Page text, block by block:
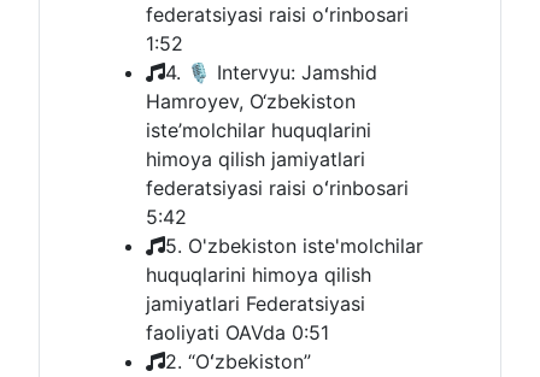
federatsiyasi raisi oʻrinbosari
1:52
4. 🎙 Intervyu: Jamshid
Hamroyev, O‘zbekiston
iste’molchilar huquqlarini
himoya qilish jamiyatlari
federatsiyasi raisi oʻrinbosari
5:42
5. O'zbekiston iste'molchilar
huquqlarini himoya qilish
jamiyatlari Federatsiyasi
faoliyati OAVda 0:51
2. “Oʻzbekiston”